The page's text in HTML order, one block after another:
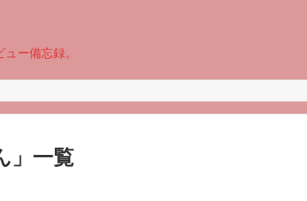
ー備忘録。
」 一覧